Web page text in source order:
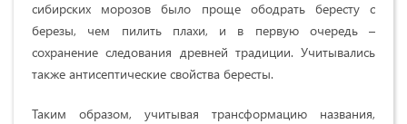
сибирских морозов было проще ободрать бересту с
березы, чем пилить плахи, и в первую очередь –
сохранение следования древней традиции. Учитывались
также антисептические свойства бересты.
Таким образом, учитывая трансформацию названия,